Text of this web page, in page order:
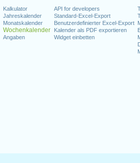
Kalkulator
Jahreskalender
Monatskalender
Wochenkalender
Angaben
API for developers
Standard-Excel-Export
Benutzerdefinierter Excel-Export
Kalender als PDF exportieren
Widget einbetten